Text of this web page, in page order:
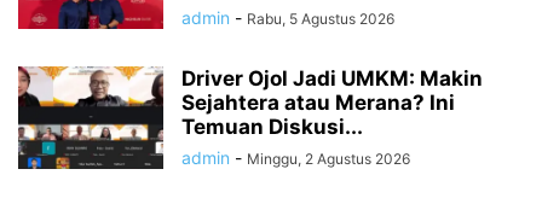
admin - Rabu, 5 Agustus 2026
Driver Ojol Jadi UMKM: Makin
Sejahtera atau Merana? Ini
Temuan Diskusi...
admin - Minggu, 2 Agustus 2026